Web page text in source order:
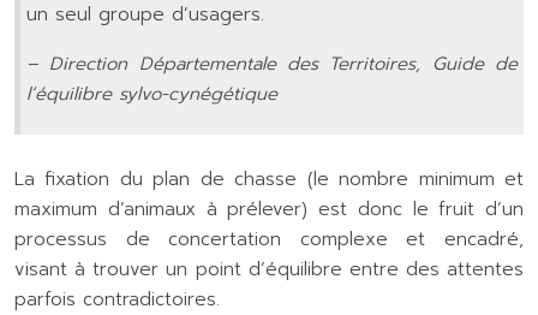
un seul groupe d’usagers.
– Direction Départementale des Territoires, Guide de
l’équilibre sylvo-cynégétique
La fixation du plan de chasse (le nombre minimum et
maximum d’animaux à prélever) est donc le fruit d’un
processus de concertation complexe et encadré,
visant à trouver un point d’équilibre entre des attentes
parfois contradictoires.